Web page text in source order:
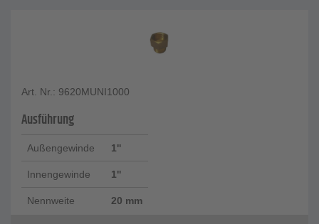
Art. Nr.: 9620MUNI1000
Ausführung
Außengewinde 1''
Innengewinde 1''
Nennweite 20 mm